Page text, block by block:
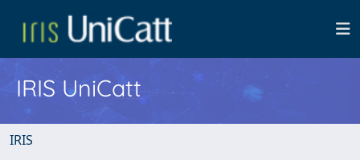
IRIS UniCatt
IRIS